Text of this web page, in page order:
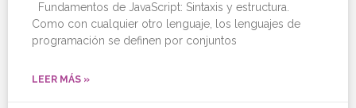
Fundamentos de JavaScript: Sintaxis y estructura.
Como con cualquier otro lenguaje, los lenguajes de
programación se definen por conjuntos
LEER MÁS »